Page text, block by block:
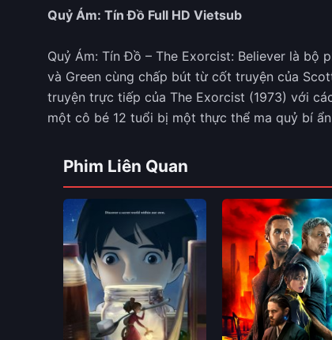
Quỷ Ám: Tín Đồ Full HD Vietsub
Quỷ Ám: Tín Đồ – The Exorcist: Believer là bộ
và Green cùng chấp bút từ cốt truyện của
truyện trực tiếp của The Exorcist (1973) với
một cô bé 12 tuổi bị một thực thể ma quỷ bí
Phim Liên Quan